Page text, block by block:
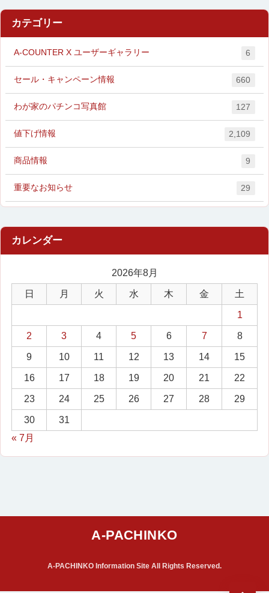
カテゴリー
A-COUNTER X ユーザーギャラリー 6
セール・キャンペーン情報 660
わが家のパチンコ写真館 127
値下げ情報 2,109
商品情報 9
重要なお知らせ 29
2026年8月
日 月 火 水 木 金 土
1
2 3 4 5 6 7 8
9 10 11 12 13 14 15
16 17 18 19 20 21 22
23 24 25 26 27 28 29
30
31
« 7月
A-PACHINKO Information Site All Rights Reserved.